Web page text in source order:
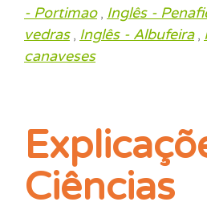
- Portimao, Inglês -
vedras, Inglês - Albufeira,
canaveses
Ciências